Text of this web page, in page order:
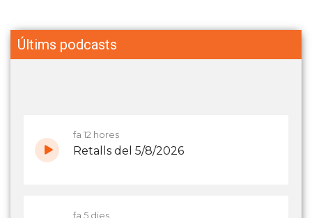
Últims podcasts